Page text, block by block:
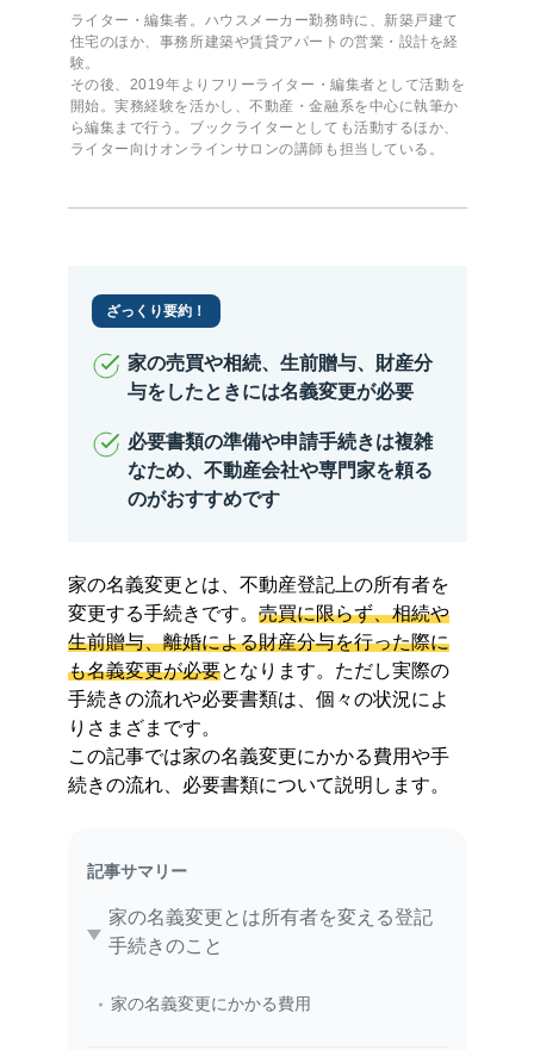
ライター・編集者。ハウスメーカー勤務時に、新築戸建て
住宅のほか、事務所建築や賃貸アパートの営業・設計を経
験。
その後、2019年よりフリーライター・編集者として活動を
開始。実務経験を活かし、不動産・金融系を中心に執筆か
ら編集まで行う。ブックライターとしても活動するほか、
ライター向けオンラインサロンの講師も担当している。
ざっくり要約！
家の売買や相続、生前贈与、財産分
与をしたときには名義変更が必要
必要書類の準備や申請手続きは複雑
なため、不動産会社や専門家を頼る
のがおすすめです
家の名義変更とは、不動産登記上の所有者を
変更する手続きです。 売買に限らず、相続や
生前贈与、離婚による財産分与を行った際に
も名義変更が必要となります。ただし実際の
手続きの流れや必要書類は、個々の状況によ
りさまざまです。
この記事では家の名義変更にかかる費用や手
続きの流れ、必要書類について説明します。
記事サマリー
家の名義変更とは所有者を変える登記
手続きのこと
家の名義変更にかかる費用